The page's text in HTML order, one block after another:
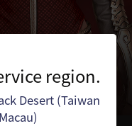
region.
Desert (Taiwan